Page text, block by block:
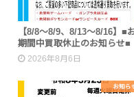
【8/8～8/9、8/13～8/16】■
期間中買取休止のお知らせ■
2026年8月6日
お知ら